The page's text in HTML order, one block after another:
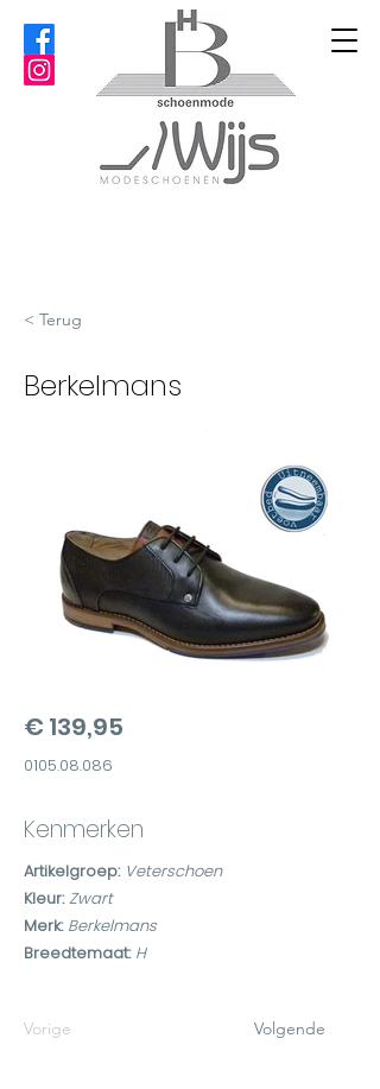
< Terug
Berkelmans
€ 139,95
0105.08.086
Kenmerken
Artikelgroep: Veterschoen
Kleur:Zwart
Merk:Berkelmans
Breedtemaat:H
Vorige Volgende